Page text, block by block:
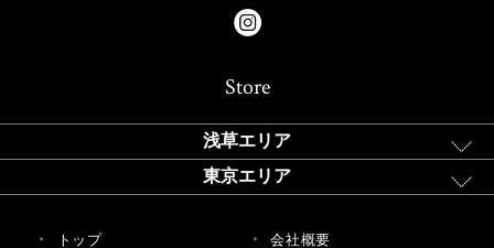
Store
浅草エリア
東京エリア
トップ 会社概要